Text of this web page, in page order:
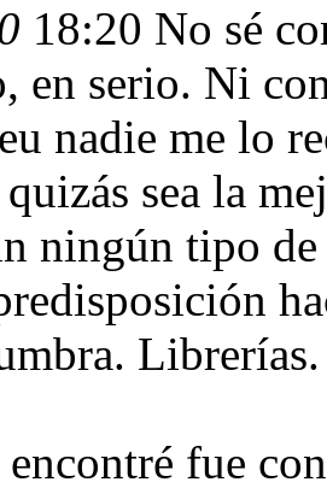
18:20 No sé
en serio. Ni
nadie me lo
sea la
ningún tipo de
fue